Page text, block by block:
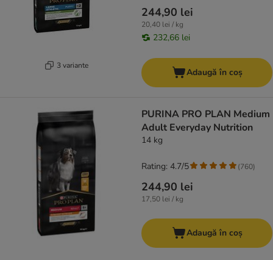
3 variante
244,90 lei
20,40 lei / kg
232,66 lei
Adaugă în coș
PURINA PRO PLAN Medium
Adult Everyday Nutrition
14 kg
244,90 lei
17,50 lei / kg
Rating: 4.7/5 (760)
Adaugă în coș